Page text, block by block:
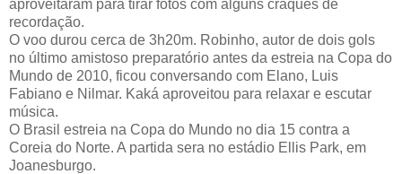
aproveitaram para tirar fotos com alguns craques de
recordação.
O voo durou cerca de 3h20m. Robinho, autor de dois gols
no último amistoso preparatório antes da estreia na Copa do
Mundo de 2010, ficou conversando com Elano, Luis
Fabiano e Nilmar. Kaká aproveitou para relaxar e escutar
música.
O Brasil estreia na Copa do Mundo no dia 15 contra a
Coreia do Norte. A partida sera no estádio Ellis Park, em
Joanesburgo.